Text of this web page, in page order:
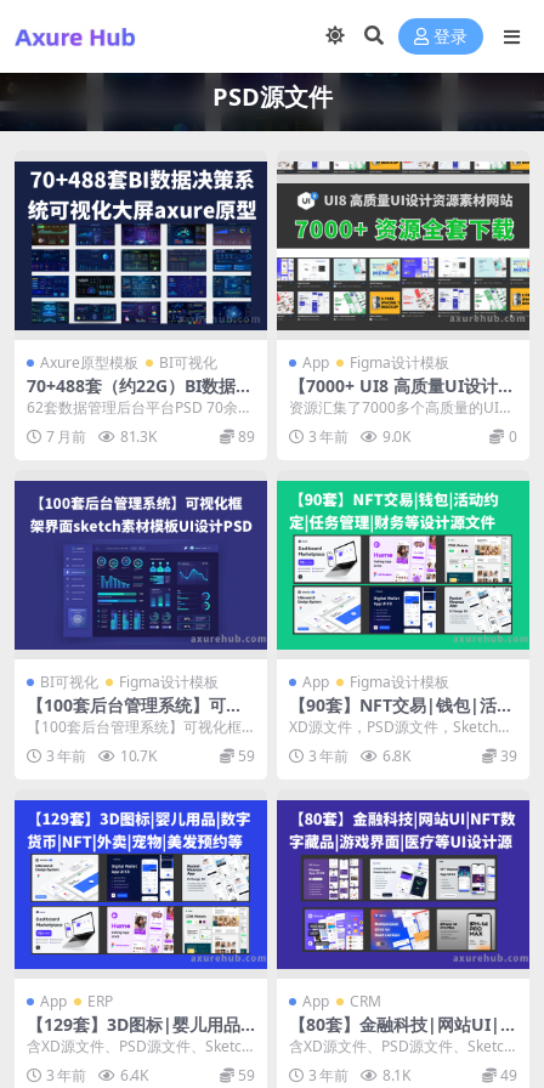
登录
PSD源文件
Axure原型模板 BI可视化
70+488套（约22G）BI数据决
策系统可视化大屏axure原型
模版&UI设计素材PSD源文件
62套数据管理后台平台PSD 70余款
axure大屏BI可视化设计 356套数
据...7 月前 81.3K 89
App Figma设计模板
【7000+ UI8 高质量UI设计资
源】源文件全套下载
资源汇集了7000多个高质量的UI设
计素材，由UI8团队制作的，可以用
于各种不同...
3 年前 9.0K 0
BI可视化 Figma设计模板
【100套后台管理系统】可视
化框架界面sketch素材模板UI
设计PSD合集最新源文件
【100套后台管理系统】可视化框
架界面sketch素材模板UI设计PSD
合集源文...
3 年前 10.7K 59
App Figma设计模板
【90套】NFT交易|钱包|活动
约定|任务管理|财务等设计源
文件
XD源文件，PSD源文件，Sketch源
文件，Figma源文件是当前设计领
域中的...
3 年前 6.8K 39
App ERP
【129套】3D图标|婴儿用品|
数字货币|NFT|外卖|宠物|美
发预约等设计源文件下载
含XD源文件、PSD源文件、Sketch
源文件、Figma源文件 3D Crea...
3 年前 6.4K 59
App CRM
【80套】金融科技|网站UI|N
FT数字藏品|游戏界面|医疗等
UI设计源文件含XD源文件、P
SD源文件、Sketch源文件、F
含XD源文件、PSD源文件、Sketch
源文件、Figma源文件 ...
3 年前 8.1K 49